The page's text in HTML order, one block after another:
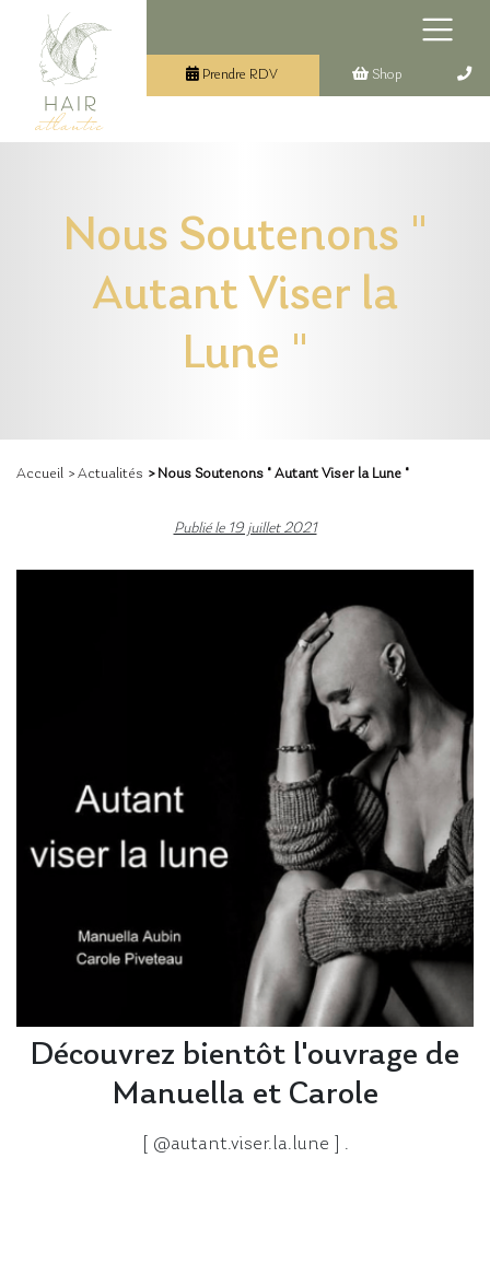
Prendre RDV Shop
Nous Soutenons "
Autant Viser la
Lune "
Accueil > Actualités > Nous Soutenons " Autant Viser la Lune "
Publié le 19 juillet 2021
Découvrez bientôt l'ouvrage de
Manuella et Carole
[ @autant.viser.la.lune ] .